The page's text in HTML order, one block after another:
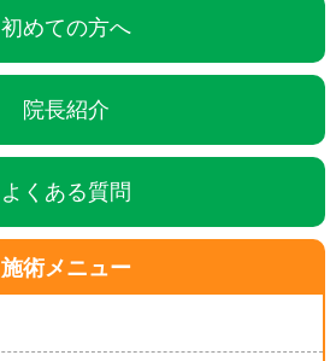
初めての方へ
院長紹介
よくある質問
施術メニュー